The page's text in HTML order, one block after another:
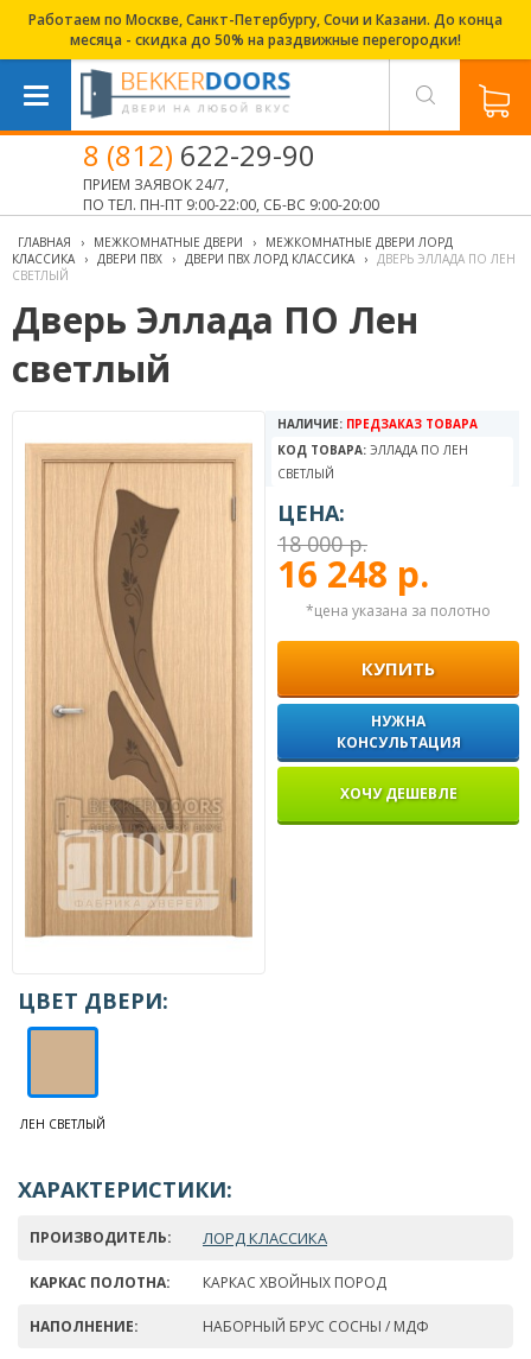
Работаем по Москве, Санкт-Петербургу, Сочи и Казани. До конца
месяца - скидка до 50% на раздвижные перегородки!
8 (812) 622-29-90
ПРИЕМ ЗАЯВОК 24/7,
ПО ТЕЛ. ПН-ПТ 9:00-22:00, СБ-ВС 9:00-20:00
ГЛАВНАЯ › МЕЖКОМНАТНЫЕ ДВЕРИ ›
МЕЖКОМНАТНЫЕ ДВЕРИ ЛОРД
КЛАССИКА
› ДВЕРИ ПВХ › ДВЕРИ ПВХ ЛОРД КЛАССИКА › ДВЕРЬ ЭЛЛАДА ПО ЛЕН
СВЕТЛЫЙ
Дверь Эллада ПО Лен
светлый
НАЛИЧИЕ: ПРЕДЗАКАЗ ТОВАРА
КОД ТОВАРА: ЭЛЛАДА ПО ЛЕН
СВЕТЛЫЙ
ЦЕНА:
18 000 р.
16 248 р.
*цена указана за полотно
КУПИТЬ
НУЖНА
КОНСУЛЬТАЦИЯ
ХОЧУ ДЕШЕВЛЕ
ЦВЕТ ДВЕРИ:
ЛЕН СВЕТЛЫЙ
ХАРАКТЕРИСТИКИ:
ПРОИЗВОДИТЕЛЬ: ЛОРД КЛАССИКА
КАРКАС ПОЛОТНА: КАРКАС ХВОЙНЫХ ПОРОД
НАПОЛНЕНИЕ: НАБОРНЫЙ БРУС СОСНЫ / МДФ